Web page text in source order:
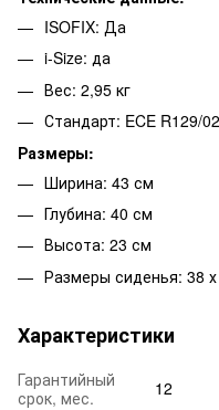
ISOFIX: Да
i-Size: да
Вес: 2,95 кг
Стандарт: ECE R129/02
Размеры:
Ширина: 43 см
Глубина: 40 см
Высота: 23 см
Размеры сиденья: 38
Характеристики
Гарантийный
срок, мес.
12